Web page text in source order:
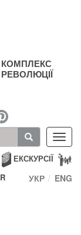
ЕКСКУРСІЇ
УКР ENG